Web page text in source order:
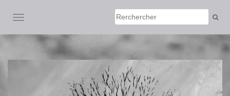
AFFICHER/MASQUER LA NAVIGATION